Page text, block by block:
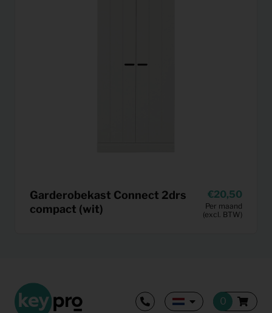
Garderobekast Connect 2drs
compact (wit)
20,50
Per maand
(excl. BTW)